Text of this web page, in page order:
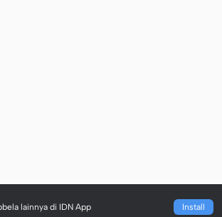
lainnya di IDN App Install